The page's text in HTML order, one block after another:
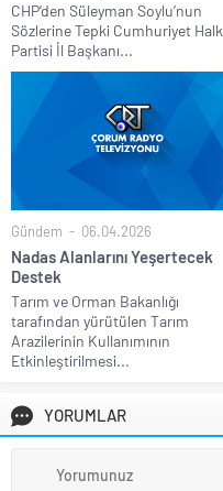
CHP’den Süleyman Soylu’nun
Sözlerine Tepki Cumhuriyet Halk
Partisi İl Başkanı...
Gündem 06.04.2026
Nadas Alanlarını Yeşertecek
Destek
Tarım ve Orman Bakanlığı
tarafından yürütülen Tarım
Arazilerinin Kullanımının
Etkinleştirilmesi...
YORUMLAR